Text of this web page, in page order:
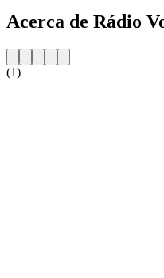
Acerca de Rádio
(1)